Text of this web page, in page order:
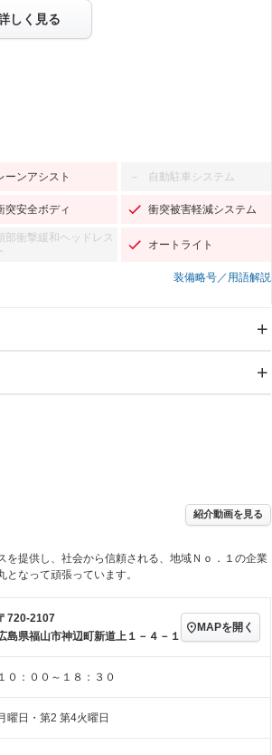
しく見る
ーンアシスト － 自動駐車システム
突安全ボディ 衝突被害軽減システム
部衝撃緩和ヘッドレス
ト
オートライト
装備略号／用語解説
センターデフロック
バックカメラ
マートキー － ローダウン
オットマン 電動格納サードシート
紹介動画を見る
提供し、社会から信頼される、地域Ｎｏ．１の企業
なって頑張っています。
720-2107
島県福山市神辺町新道上１－４－１
MAPを開く
１０：００～１８：３０
曜日・第2 第4火曜日